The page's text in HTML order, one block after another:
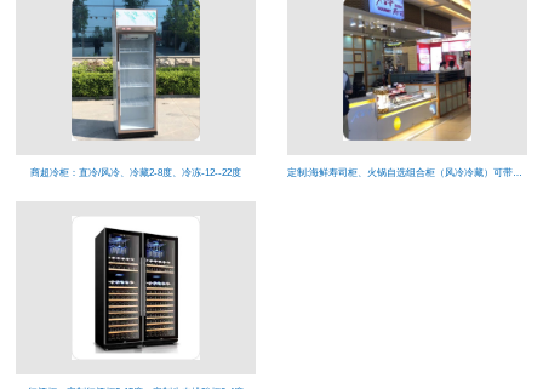
商超冷柜：直冷/风冷、冷藏2-8度、冷冻-12--22度 定制:海鲜寿司柜、火锅自选组合柜（风冷冷藏）可带喷雾